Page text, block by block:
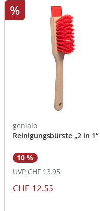
%
genialo
Reinigungsbürste „2 in 1“
10 %
CHF 12.55
UVP CHF 13.95